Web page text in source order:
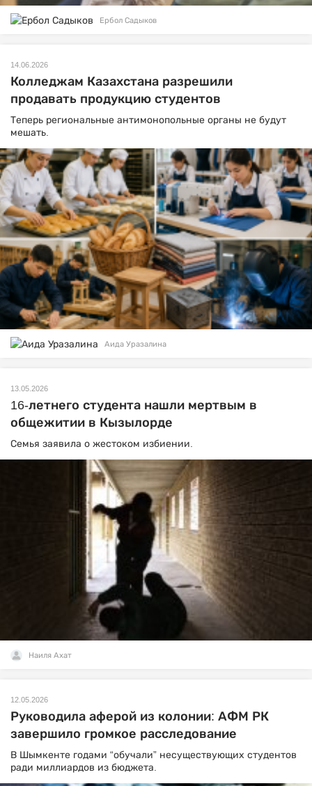
Ербол Садыков
14.06.2026
Колледжам Казахстана разрешили
продавать продукцию студентов
Теперь региональные антимонопольные органы не будут
мешать.
Аида Уразалина
13.05.2026
16-летнего студента нашли мертвым в
общежитии в Кызылорде
Семья заявила о жестоком избиении.
Наиля Ахат
12.05.2026
Руководила аферой из колонии: АФМ РК
завершило громкое расследование
В Шымкенте годами “обучали” несуществующих студентов
ради миллиардов из бюджета.